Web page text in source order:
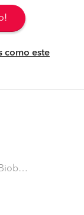
como este